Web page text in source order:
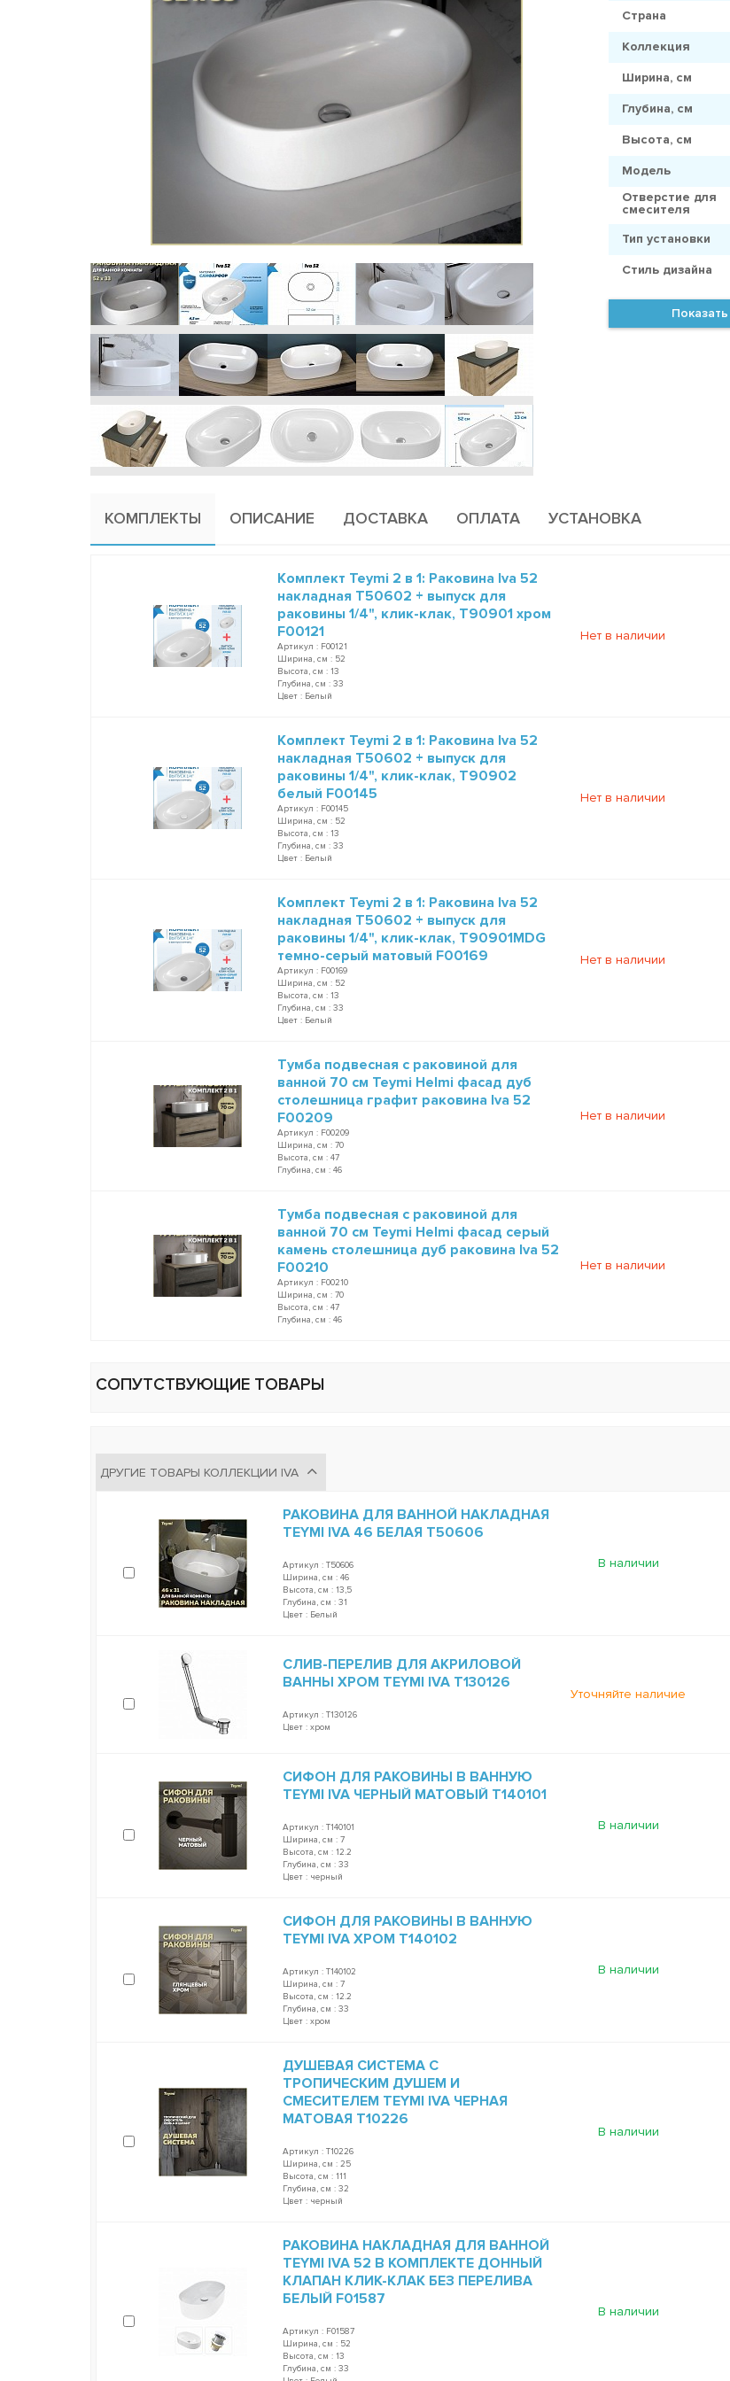
Страна
Коллекция
Ширина, см
Глубина, см
Высота, см
Модель
Отверстие для
смесителя
Тип установки
Стиль дизайна
КОМПЛЕКТЫ ОПИСАНИЕ ДОСТАВКА ОПЛАТА УСТАНОВКА
Комплект Teymi 2 в 1: Раковина Iva 52
накладная T50602 + выпуск для
раковины 1/4", клик-клак, T90901 хром
F00121
Артикул : F00121
Ширина, см : 52
Высота, см : 13
Глубина, см : 33
Цвет : Белый
Нет в наличии
Комплект Teymi 2 в 1: Раковина Iva 52
накладная T50602 + выпуск для
раковины 1/4", клик-клак, T90902
белый F00145
Артикул : F00145
Ширина, см : 52
Высота, см : 13
Глубина, см : 33
Цвет : Белый
Нет в наличии
Комплект Teymi 2 в 1: Раковина Iva 52
накладная T50602 + выпуск для
раковины 1/4", клик-клак, T90901MDG
темно-серый матовый F00169
Артикул : F00169
Ширина, см : 52
Высота, см : 13
Глубина, см : 33
Цвет : Белый
Нет в наличии
Тумба подвесная с раковиной для
ванной 70 см Teymi Helmi фасад дуб
столешница графит раковина Iva 52
F00209
Артикул : F00209
Ширина, см : 70
Высота, см : 47
Глубина, см : 46
Нет в наличии
Тумба подвесная с раковиной для
ванной 70 см Teymi Helmi фасад серый
камень столешница дуб раковина Iva 52
F00210
Артикул : F00210
Ширина, см : 70
Высота, см : 47
Глубина, см : 46
Нет в наличии
СОПУТСТВУЮЩИЕ ТОВАРЫ
ДРУГИЕ ТОВАРЫ КОЛЛЕКЦИИ IVA
РАКОВИНА ДЛЯ ВАННОЙ НАКЛАДНАЯ
TEYMI IVA 46 БЕЛАЯ T50606
Артикул : T50606
Ширина, см : 46
Высота, см : 13,5
Глубина, см : 31
Цвет : Белый
В наличии
СЛИВ-ПЕРЕЛИВ ДЛЯ АКРИЛОВОЙ
ВАННЫ ХРОМ TEYMI IVA T130126
Артикул : T130126
Цвет : хром
Уточняйте наличие
СИФОН ДЛЯ РАКОВИНЫ В ВАННУЮ
TEYMI IVA ЧЕРНЫЙ МАТОВЫЙ T140101
Артикул : T140101
Ширина, см : 7
Высота, см : 12.2
Глубина, см : 33
Цвет : черный
В наличии
СИФОН ДЛЯ РАКОВИНЫ В ВАННУЮ
TEYMI IVA ХРОМ T140102
Артикул : T140102
Ширина, см : 7
Высота, см : 12.2
Глубина, см : 33
Цвет : хром
В наличии
ДУШЕВАЯ СИСТЕМА С
ТРОПИЧЕСКИМ ДУШЕМ И
СМЕСИТЕЛЕМ TEYMI IVA ЧЕРНАЯ
МАТОВАЯ T10226
Артикул : T10226
Ширина, см : 25
Высота, см : 111
Глубина, см : 32
Цвет : черный
В наличии
РАКОВИНА НАКЛАДНАЯ ДЛЯ ВАННОЙ
TEYMI IVA 52 В КОМПЛЕКТЕ ДОННЫЙ
КЛАПАН КЛИК-КЛАК БЕЗ ПЕРЕЛИВА
БЕЛЫЙ F01587
Артикул : F01587
Ширина, см : 52
Высота, см : 13
Глубина, см : 33
В наличии